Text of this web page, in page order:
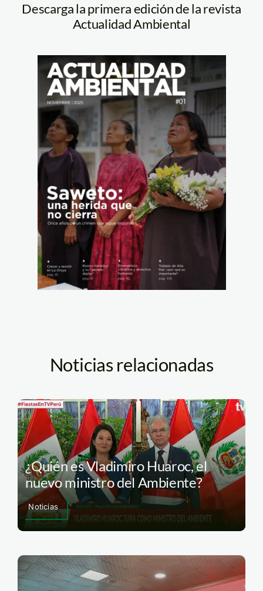
Descarga la primera edición de la revista
Actualidad Ambiental
Noticias relacionadas
¿Quién es Vladimiro Huaroc, el
nuevo ministro del Ambiente?
Noticias